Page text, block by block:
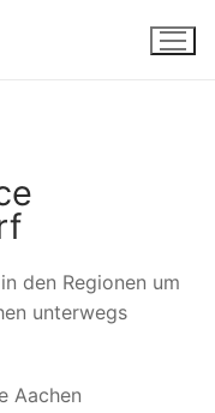
den Regionen um
unterwegs